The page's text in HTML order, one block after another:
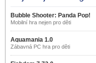
Bubble Shooter: Panda Pop!
13.1.101
Mobilní hra nejen pro děti
Aquamania 1.0
Zábavná PC hra pro děti